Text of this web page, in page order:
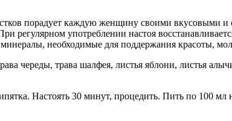
порадует каждую женщину своими вкусовыми и
регулярном употреблении настоя
необходимые для поддержания красоты,
череды, трава шалфея, листья яблони, листья
Настоять 30 минут, процедить. Пить по 100